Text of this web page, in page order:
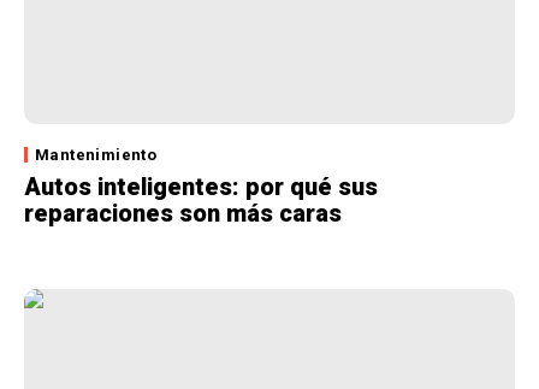
Mantenimiento
Autos inteligentes: por qué sus
reparaciones son más caras